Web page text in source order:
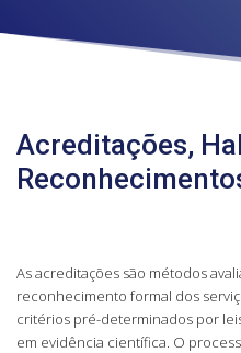
Acreditações,
As acreditações são métodos
reconhecimento formal dos
critérios pré-determinados por
em evidência científica. O